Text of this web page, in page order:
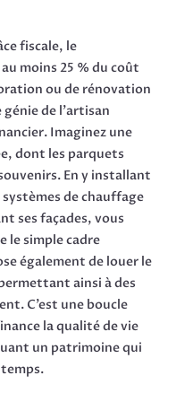
fiscale, le
moins 25 % du coût
ou de rénovation
de l’artisan
Imaginez une
dont les parquets
En y installant
de chauffage
ses façades, vous
le simple cadre
également de louer le
ainsi à des
C’est une boucle
la qualité de vie
un patrimoine qui